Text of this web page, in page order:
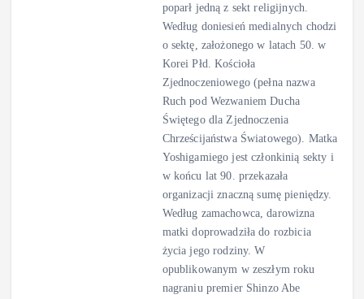
poparł jedną z sekt religijnych.
Według doniesień medialnych chodzi
o sektę, założonego w latach 50. w
Korei Płd. Kościoła
Zjednoczeniowego (pełna nazwa
Ruch pod Wezwaniem Ducha
Świętego dla Zjednoczenia
Chrześcijaństwa Światowego). Matka
Yoshigamiego jest członkinią sekty i
w końcu lat 90. przekazała
organizacji znaczną sumę pieniędzy.
Według zamachowca, darowizna
matki doprowadziła do rozbicia
życia jego rodziny. W
opublikowanym w zeszłym roku
nagraniu premier Shinzo Abe